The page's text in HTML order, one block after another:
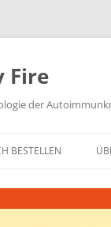
Fire
der
BESTELLEN